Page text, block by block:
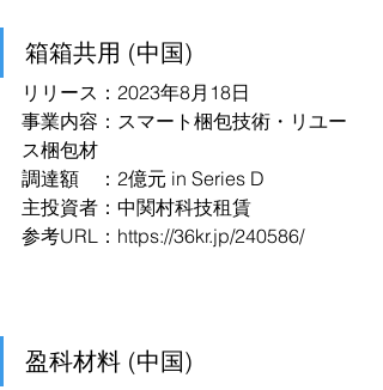
箱箱共用 (中国)
リリース：2023年8月18日
事業内容：スマート梱包技術・リユー
ス梱包材
調達額　：2億元 in Series D
主投資者：中関村科技租賃
参考URL：https://36kr.jp/240586/
盈科材料 (中国)